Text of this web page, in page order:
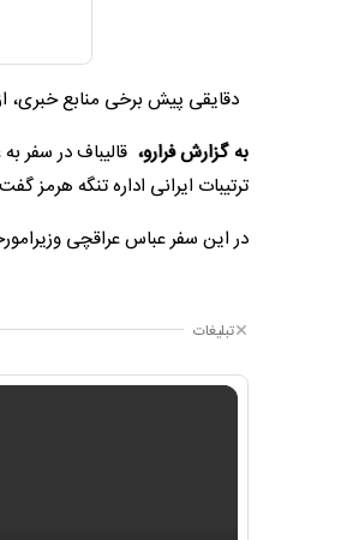
دقایقی پیش برخی منابع خبری،
به گزارش فرارو، قالیباف در سفر
ترتیبات ایرانی اداره تنگه هرمز
در این سفر عباس عراقچی
تبلیغات